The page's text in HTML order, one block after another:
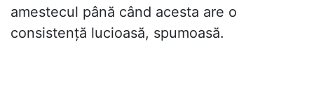
amestecul până când acesta are o
consistență lucioasă, spumoasă.